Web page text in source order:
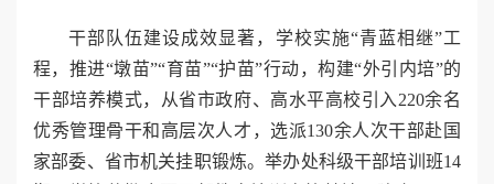
干部队伍建设成效显著，学校实施“青蓝相继”工
程，推进“墩苗”“育苗”“护苗”行动，构建“外引内培”的
干部培养模式，从省市政府、高水平高校引入220余名
优秀管理骨干和高层次人才，选派130余人次干部赴国
家部委、省市机关挂职锻炼。举办处科级干部培训班14